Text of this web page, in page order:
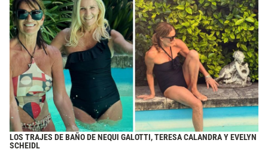
LOS TRAJES DE BAÑO DE NEQUI GALOTTI, TERESA CALANDRA Y EVELYN
SCHEIDL